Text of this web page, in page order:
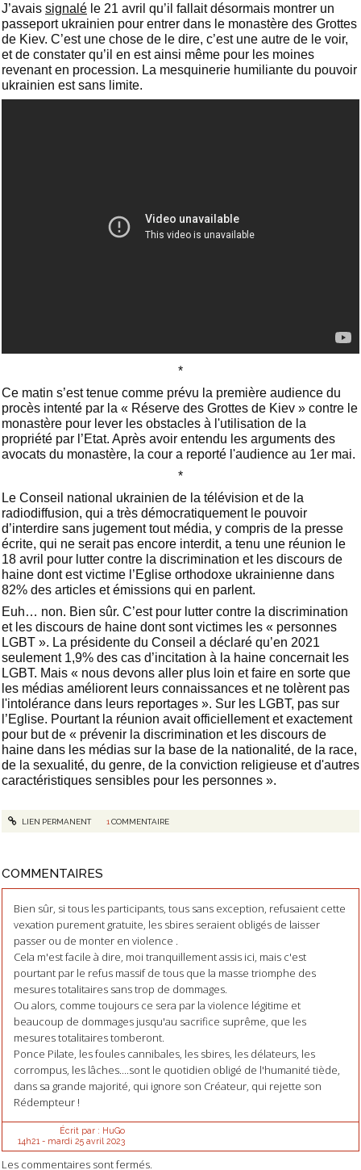
J’avais signalé le 21 avril qu’il fallait désormais montrer un
passeport ukrainien pour entrer dans le monastère des Grottes
de Kiev. C’est une chose de le dire, c’est une autre de le voir,
et de constater qu’il en est ainsi même pour les moines
revenant en procession. La mesquinerie humiliante du pouvoir
ukrainien est sans limite.
*
Ce matin s’est tenue comme prévu la première audience du
procès intenté par la « Réserve des Grottes de Kiev » contre le
monastère pour lever les obstacles à l'utilisation de la
propriété par l’Etat. Après avoir entendu les arguments des
avocats du monastère, la cour a reporté l'audience au 1er mai.
*
Le Conseil national ukrainien de la télévision et de la
radiodiffusion, qui a très démocratiquement le pouvoir
d’interdire sans jugement tout média, y compris de la presse
écrite, qui ne serait pas encore interdit, a tenu une réunion le
18 avril pour lutter contre la discrimination et les discours de
haine dont est victime l’Eglise orthodoxe ukrainienne dans
82% des articles et émissions qui en parlent.
Euh… non. Bien sûr. C’est pour lutter contre la discrimination
et les discours de haine dont sont victimes les « personnes
LGBT ». La présidente du Conseil a déclaré qu’en 2021
seulement 1,9% des cas d’incitation à la haine concernait les
LGBT. Mais « nous devons aller plus loin et faire en sorte que
les médias améliorent leurs connaissances et ne tolèrent pas
l'intolérance dans leurs reportages ». Sur les LGBT, pas sur
l’Eglise. Pourtant la réunion avait officiellement et exactement
pour but de « prévenir la discrimination et les discours de
haine dans les médias sur la base de la nationalité, de la race,
de la sexualité, du genre, de la conviction religieuse et d'autres
caractéristiques sensibles pour les personnes ».
LIEN PERMANENT 1 COMMENTAIRE
COMMENTAIRES
Bien sûr, si tous les participants, tous sans exception, refusaient cette
vexation purement gratuite, les sbires seraient obligés de laisser
passer ou de monter en violence .
Cela m'est facile à dire, moi tranquillement assis ici, mais c'est
pourtant par le refus massif de tous que la masse triomphe des
mesures totalitaires sans trop de dommages.
Ou alors, comme toujours ce sera par la violence légitime et
beaucoup de dommages jusqu'au sacrifice suprême, que les
mesures totalitaires tomberont.
Ponce Pilate, les foules cannibales, les sbires, les délateurs, les
corrompus, les lâches....sont le quotidien obligé de l'humanité tiède,
dans sa grande majorité, qui ignore son Créateur, qui rejette son
Rédempteur !
Écrit par : HuGo
14h21- mardi 25 avril 2023
Les commentaires sont fermés.